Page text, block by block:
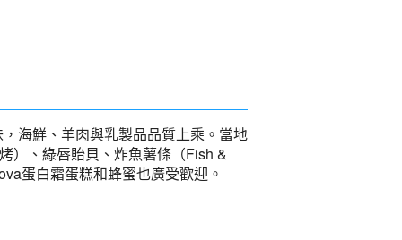
海鮮、羊肉與乳製品品質上乘。當地
）、綠唇貽貝、炸魚薯條（Fish &
蛋白霜蛋糕和蜂蜜也廣受歡迎。